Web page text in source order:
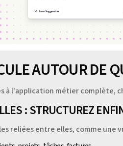
AUTOUR DE
à l'application métier complète,
: STRUCTUREZ
reliées entre elles, comme une